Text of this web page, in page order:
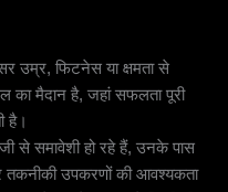
उम्र, फिटनेस या क्षमता से
का मैदान है, जहां सफलता पूरी
है।
से समावेशी हो रहे हैं, उनके पास
तकनीकी उपकरणों की आवश्यकता